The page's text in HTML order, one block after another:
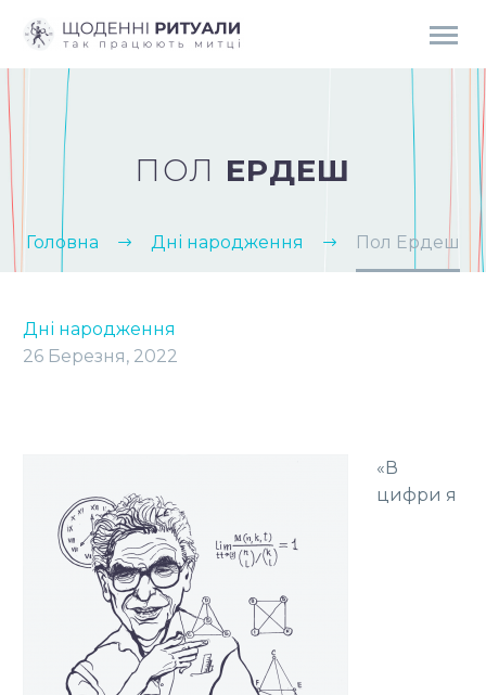
ПОЛ ЕРДЕШ
Головна Дні народження Пол Ердеш
Дні народження
26 Березня, 2022
«В
цифри я